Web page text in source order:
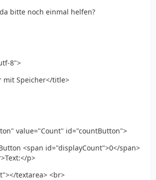
bitte noch einmal helfen?
8">
mit Speicher</title>
value="Count" id="countButton">
<span id="displayCount">0</span>
p>
textarea> <br>